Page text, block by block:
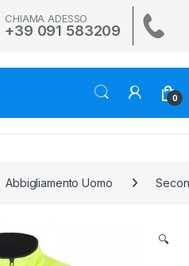
CHIAMA ADESSO
+39 091 583209
0
Abbigliamento Uomo
🔍